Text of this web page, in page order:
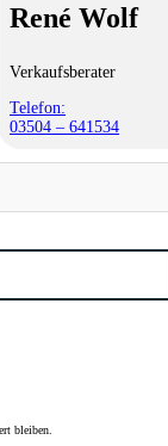
René Wolf
Verkaufsberater
Telefon:
03504 – 641534
bleiben.